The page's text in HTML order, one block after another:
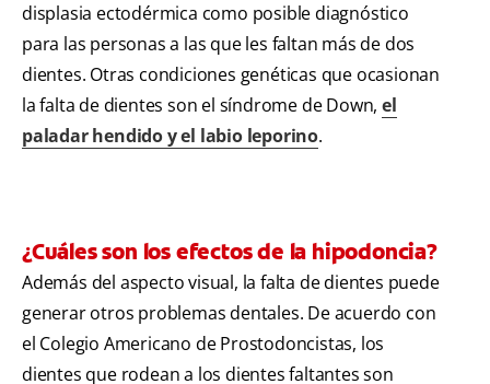
displasia ectodérmica como posible diagnóstico
para las personas a las que les faltan más de dos
dientes. Otras condiciones genéticas que ocasionan
la falta de dientes son el síndrome de Down, el
paladar hendido y el labio leporino.
¿Cuáles son los efectos de la hipodoncia?
Además del aspecto visual, la falta de dientes puede
generar otros problemas dentales. De acuerdo con
el Colegio Americano de Prostodoncistas, los
dientes que rodean a los dientes faltantes son